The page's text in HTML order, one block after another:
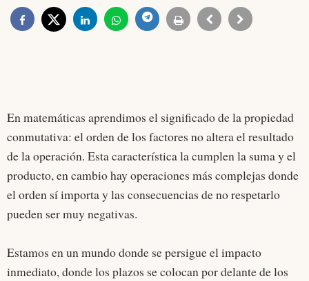
En matemáticas aprendimos el significado de la propiedad
conmutativa: el orden de los factores no altera el resultado
de la operación. Esta característica la cumplen la suma y el
producto, en cambio hay operaciones más complejas donde
el orden sí importa y las consecuencias de no respetarlo
pueden ser muy negativas.
Estamos en un mundo donde se persigue el impacto
inmediato, donde los plazos se colocan por delante de los